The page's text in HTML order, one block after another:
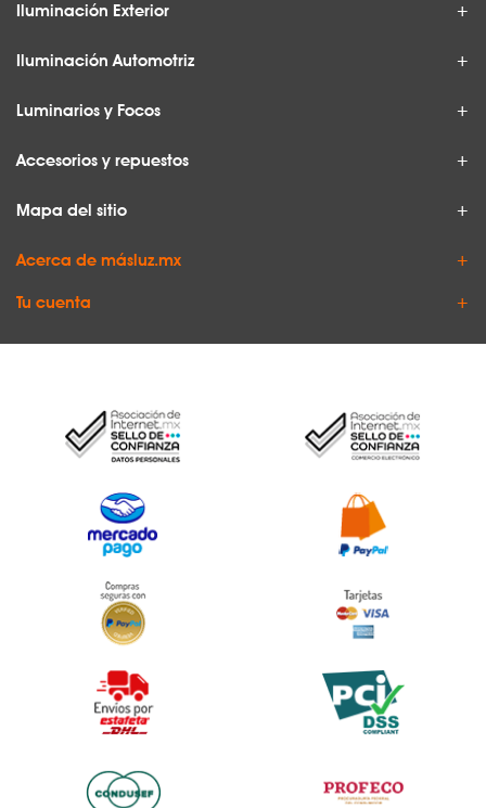
Iluminación Exterior
Iluminación Automotriz
Luminarios y Focos
Accesorios y repuestos
Mapa del sitio
Acerca de másluz.mx
Tu cuenta